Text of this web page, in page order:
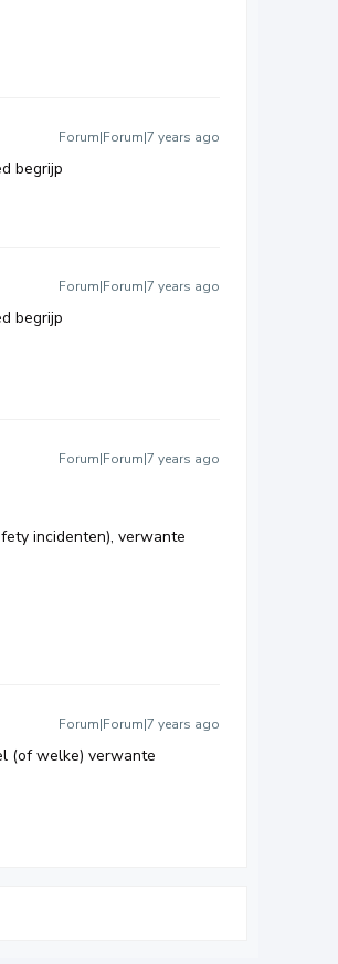
Forum|Forum|7 years ago
begrijp
Forum|Forum|7 years ago
begrijp
Forum|Forum|7 years ago
incidenten), verwante
Forum|Forum|7 years ago
(of welke) verwante